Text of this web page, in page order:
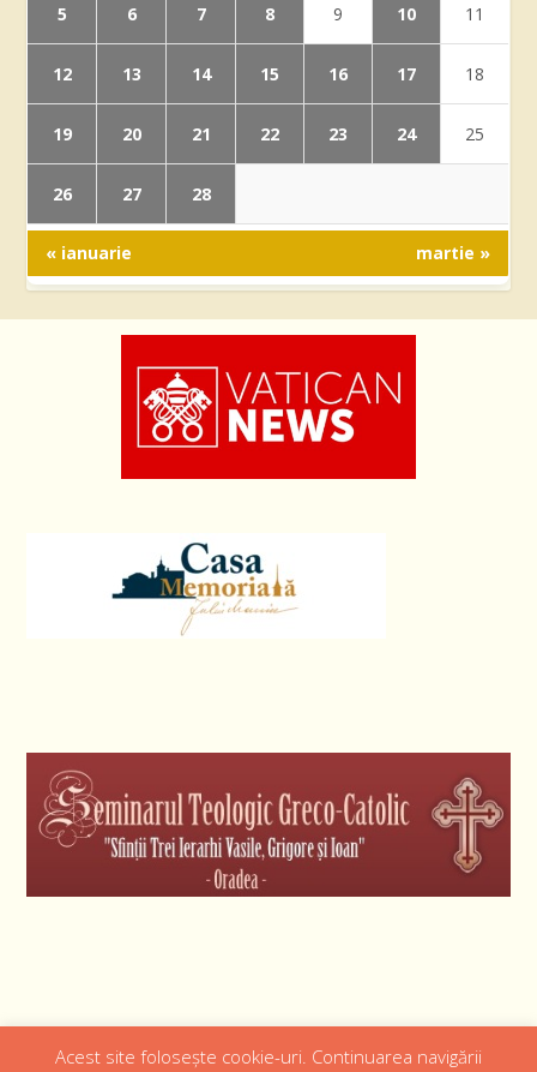
5 6 7 8 9 10 11
12 13 14 15 16 17 18
19 20 21 22 23 24 25
26 27 28
« ianuarie martie »
Acest site folosește cookie-uri. Continuarea navigării